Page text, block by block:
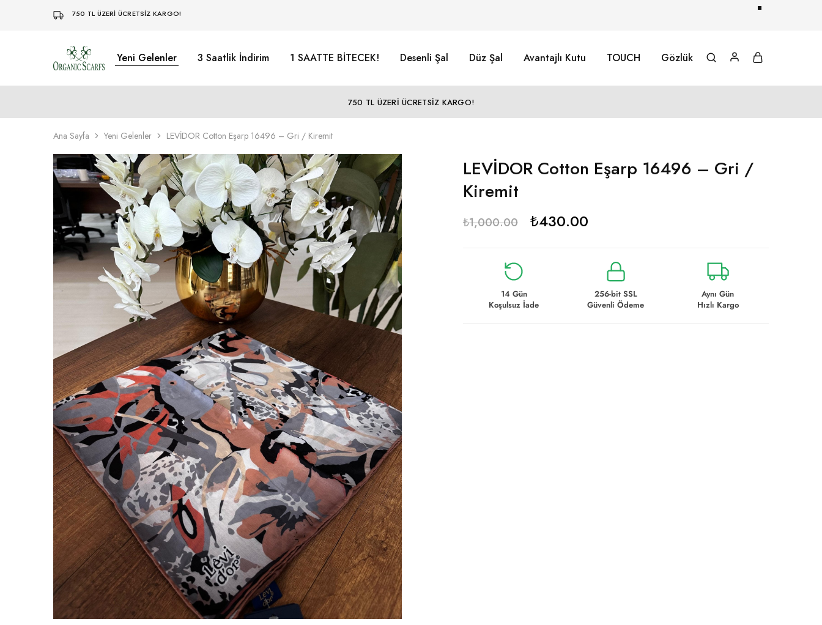
750 TL ÜZERİ ÜCRETSİZ KARGO!
Organikscarf Yeni Gelenler 3 Saatlik İndirim 1 SAATTE BİTECEK! Desenli Şal Düz Şal Avantajlı Kutu TOUCH Gözlük
750 TL ÜZERİ ÜCRETSİZ KARGO!
Ana Sayfa Yeni Gelenler LEVİDOR Cotton Eşarp 16496 – Gri / Kiremit
LEVİDOR Cotton Eşarp 16496 – Gri /
Kiremit
₺1,000.00 ₺430.00
14 Gün
Koşulsuz İade
256-bit SSL
Güvenli Ödeme
Aynı Gün
Hızlı Kargo